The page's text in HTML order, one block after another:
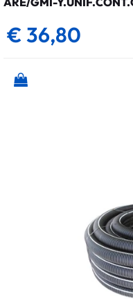
€ 36,80
Quantità